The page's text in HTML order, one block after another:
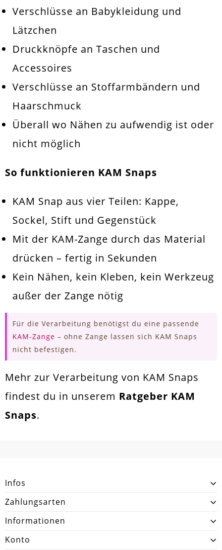
Verschlüsse an Babykleidung und
Lätzchen
Druckknöpfe an Taschen und
Accessoires
Verschlüsse an Stoffarmbändern und
Haarschmuck
Überall wo Nähen zu aufwendig ist oder
nicht möglich
So funktionieren KAM Snaps
KAM Snap aus vier Teilen: Kappe,
Sockel, Stift und Gegenstück
Mit der KAM-Zange durch das Material
drücken – fertig in Sekunden
Kein Nähen, kein Kleben, kein Werkzeug
außer der Zange nötig
Für die Verarbeitung benötigst du eine passende
KAM-Zange – ohne Zange lassen sich KAM Snaps
nicht befestigen.
Mehr zur Verarbeitung von KAM Snaps
findest du in unserem Ratgeber KAM
Snaps.
Infos
Zahlungsarten
Informationen
Konto